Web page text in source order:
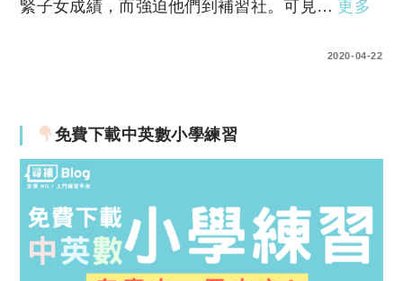
緊子女成績，而強迫他們到補習社。可見… 更多
2020-04-22
免費下載中英數小學練習